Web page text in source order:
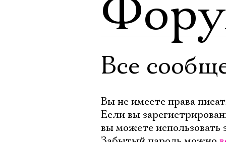
Доступ для
Правила
Все
Вы не имеете права
Если вы
вы можете